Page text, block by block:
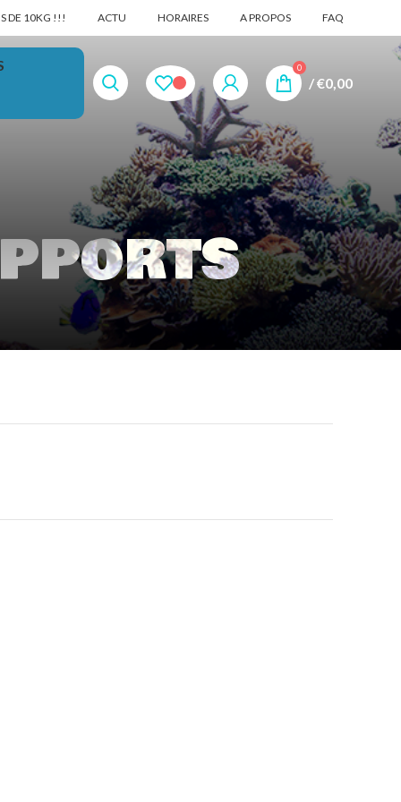
DE 10KG !!! ACTU HORAIRES A PROPOS FAQ
0
/€0,00